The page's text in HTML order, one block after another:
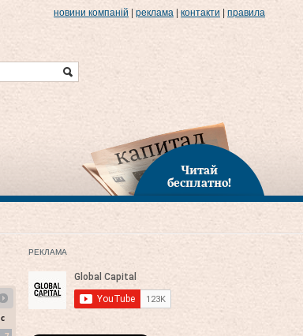
новини компаній реклама контакти правила
Читай
бесплатно!
РЕКЛАМА